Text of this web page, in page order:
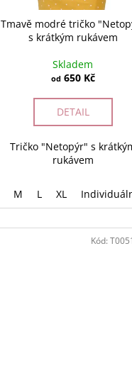
Tmavě modré tričko
s krátkým rukávem
Skladem
od650 Kč
DETAIL
Tričko "Netopýr" s
rukávem
M L XL
Kód: